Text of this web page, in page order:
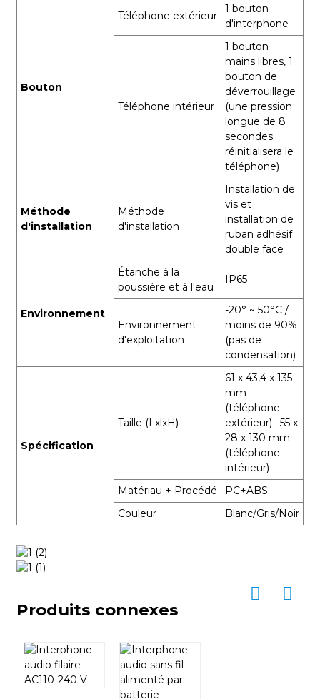
Bouton
Téléphone extérieur
1 bouton
d'interphone
Téléphone intérieur
1 bouton
mains libres, 1
bouton de
déverrouillage
(une pression
longue de 8
secondes
réinitialisera le
téléphone)
Méthode
d'installation
Méthode
d'installation
Installation de
vis et
installation de
ruban adhésif
double face
Environnement
Étanche à la
poussière et à l'eau
IP65
Environnement
d'exploitation
-20° ~ 50°C /
moins de 90%
(pas de
condensation)
Spécification
Taille (LxlxH)
61 x 43,4 x 135
mm
(téléphone
extérieur) ; 55 x
28 x 130 mm
(téléphone
intérieur)
Matériau + Procédé
PC+ABS
Couleur
Blanc/Gris/Noir
Produits connexes